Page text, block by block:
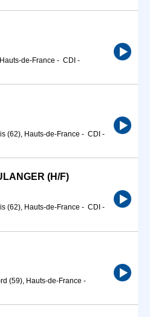
de-France - CDI -
(62), Hauts-de-France - CDI -
(H/F)
(62), Hauts-de-France - CDI -
(59), Hauts-de-France -